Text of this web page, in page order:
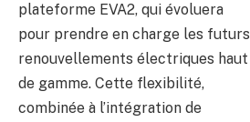
plateforme EVA2, qui évoluera
pour prendre en charge les futurs
renouvellements électriques haut
de gamme. Cette flexibilité,
combinée à l’intégration de